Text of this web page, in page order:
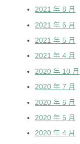
2021 年 8 月
2021 年 6 月
2021 年 5 月
2021 年 4 月
2020 年 10 月
2020 年 7 月
2020 年 6 月
2020 年 5 月
2020 年 4 月